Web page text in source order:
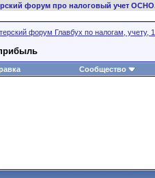
форум про налоговый учет
форум Главбух по налогам, учету,
Сообщество